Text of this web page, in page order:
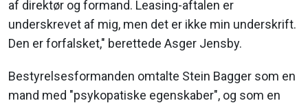
af direktør og formand. Leasing-aftalen er
underskrevet af mig, men det er ikke min underskrift.
Den er forfalsket," berettede Asger Jensby.
Bestyrelsesformanden omtalte Stein Bagger som en
mand med "psykopatiske egenskaber", og som en